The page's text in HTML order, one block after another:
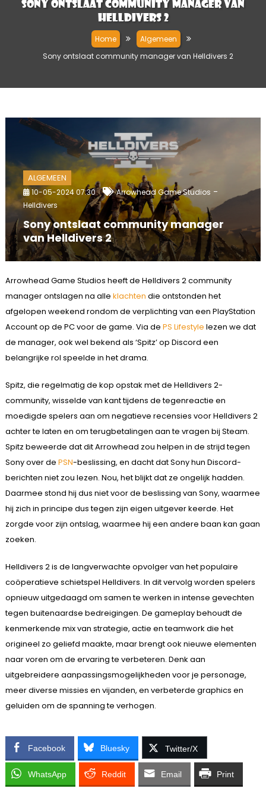
Sony ontslaat community manager van
Helldivers 2
Home
Algemeen
Sony ontslaat community manager van Helldivers 2
ALGEMEEN
10-05-2024 07:30 Arrowhead Game Studios -
Helldivers
Sony ontslaat community manager
van Helldivers 2
Arrowhead Game Studios heeft de Helldivers 2 community
manager ontslagen na alle klachten die ontstonden het
afgelopen weekend rondom de verplichting van een PlayStation
Account op de PC voor de game. Via de PS Lifestyle lezen we dat
de manager, ook wel bekend als ‘Spitz’ op Discord een
belangrijke rol speelde in het drama.
Spitz, die regelmatig de kop opstak met de Helldivers 2-
community, wisselde van kant tijdens de tegenreactie en
moedigde spelers aan om negatieve recensies voor Helldivers 2
achter te laten en om terugbetalingen aan te vragen bij Steam.
Spitz beweerde dat dit Arrowhead zou helpen in de strijd tegen
Sony over de PSN-beslissing, en dacht dat Sony hun Discord-
berichten niet zou lezen. Nou, het blijkt dat ze ongelijk hadden.
Daarmee stond hij dus niet voor de beslissing van Sony, waarmee
hij zich in principe dus tegen zijn eigen uitgever keerde. Het
zorgde voor zijn ontslag, waarmee hij een andere baan kan gaan
zoeken.
Helldivers 2 is de langverwachte opvolger van het populaire
coöperatieve schietspel Helldivers. In dit vervolg worden spelers
opnieuw uitgedaagd om samen te werken in intense gevechten
tegen buitenaardse bedreigingen. De gameplay behoudt de
kenmerkende mix van strategie, actie en teamwork die het
origineel zo geliefd maakte, maar brengt ook nieuwe elementen
naar voren om de ervaring te verbeteren. Denk aan
uitgebreidere aanpassingsmogelijkheden voor je personage,
meer diverse missies en vijanden, en verbeterde graphics en
geluiden om de spanning te verhogen.
Facebook Bluesky Twitter/X
WhatsApp Reddit Email Print